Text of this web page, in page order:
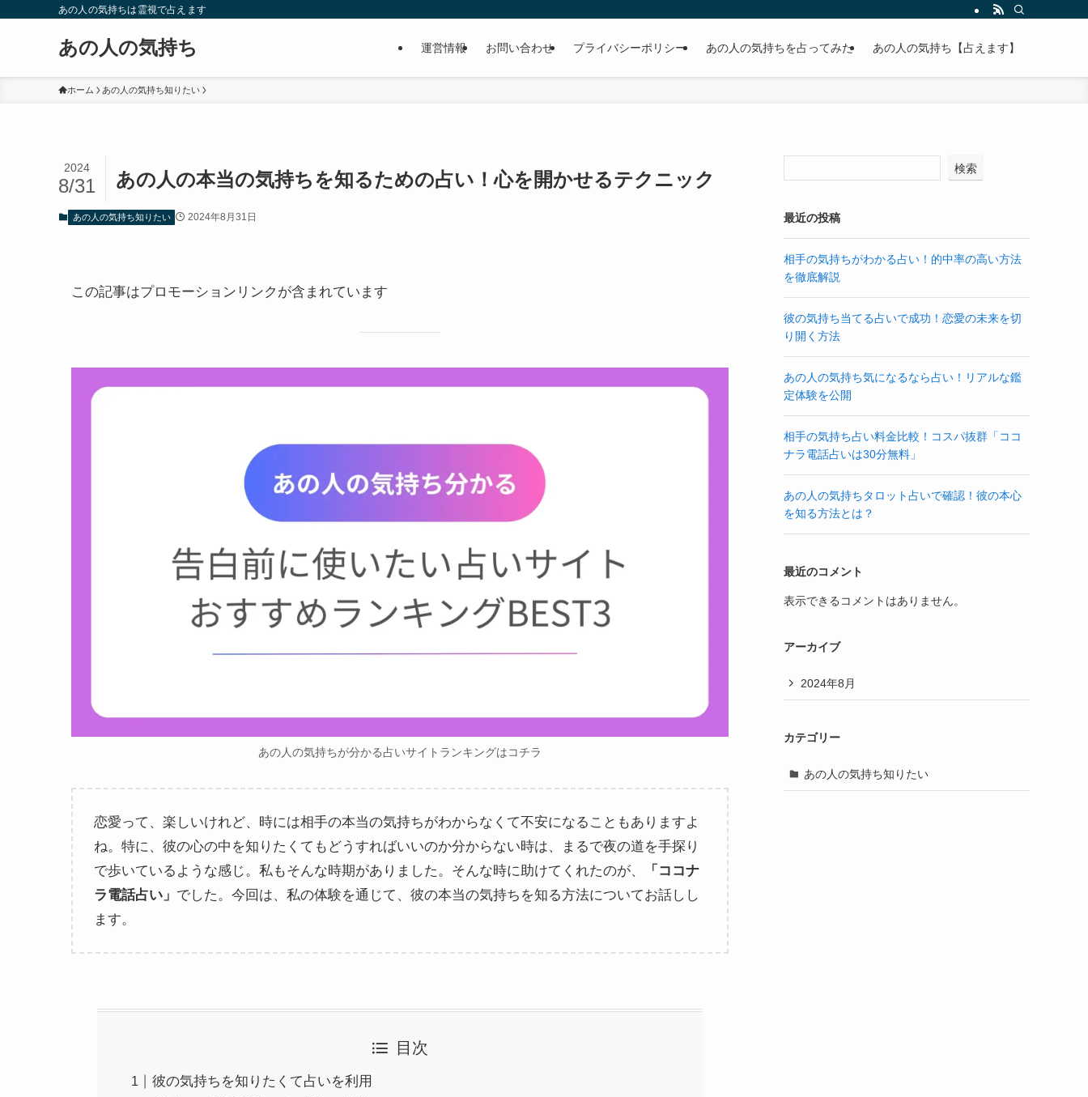
あの人の気持ちは霊視で占えます
あの人の気持ち 運営情報 お問い合わせ プライバシーポリシー あの人の気持ちを占ってみた あの人の気持ち【占えます】
ホーム あの人の気持ち知りたい
あの人の本当の気持ちを知るための占い！心を開かせるテクニック
2024
8/31
あの人の気持ち知りたい 2024年8月31日
この記事はプロモーションリンクが含まれています
あの人の気持ちが分かる占いサイトランキングはコチラ
恋愛って、楽しいけれど、時には相手の本当の気持ちがわからなくて不安になることもありますよ
ね。特に、彼の心の中を知りたくてもどうすればいいのか分からない時は、まるで夜の道を手探り
で歩いているような感じ。私もそんな時期がありました。そんな時に助けてくれたのが、
「ココナ
ラ電話占い」 でした。今回は、私の体験を通じて、彼の本当の気持ちを知る方法についてお話しし
ます。
目次
彼の気持ちを知りたくて占いを利用
検索
最近の投稿
相手の気持ちがわかる占い！的中率の高い方法
を徹底解説
彼の気持ち当てる占いで成功！恋愛の未来を切
り開く方法
あの人の気持ち気になるなら占い！リアルな鑑
定体験を公開
相手の気持ち占い料金比較！コスパ抜群「ココ
ナラ電話占いは30分無料」
あの人の気持ちタロット占いで確認！彼の本心
を知る方法とは？
最近のコメント
表示できるコメントはありません。
アーカイブ
2024年8月
カテゴリー
あの人の気持ち知りたい